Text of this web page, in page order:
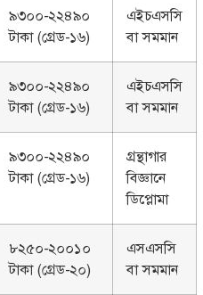
৯৩০০-২২৪৯০
টাকা (গ্রেড-১৬)
এইচএসসি
বা সমমান
৯৩০০-২২৪৯০
টাকা (গ্রেড-১৬)
এইচএসসি
বা সমমান
৯৩০০-২২৪৯০
টাকা (গ্রেড-১৬)
গ্রন্থাগার
বিজ্ঞানে
ডিপ্লোমা
৮২৫০-২০০১০
টাকা (গ্রেড-২০)
এসএসসি
বা সমমান